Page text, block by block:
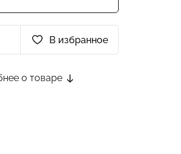
В избранное
о товаре